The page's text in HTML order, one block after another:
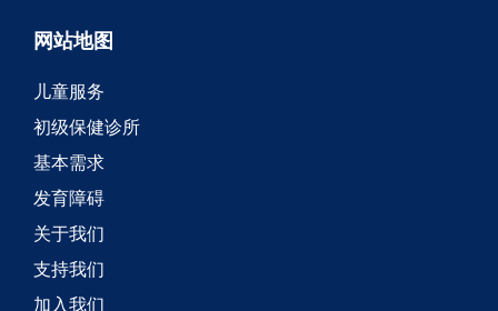
网站地图
儿童服务
初级保健诊所
基本需求
发育障碍
关于我们
支持我们
加入我们